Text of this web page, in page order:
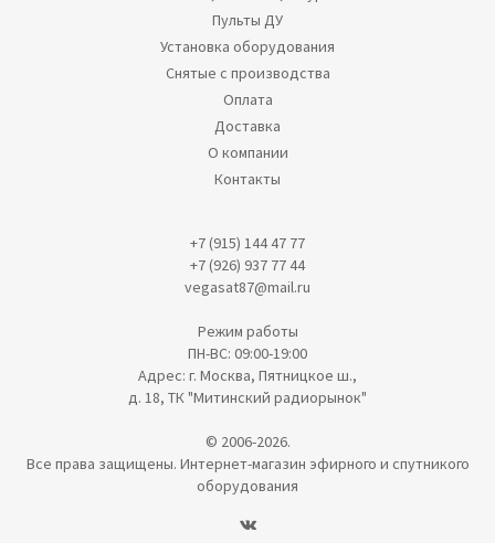
Пульты ДУ
Установка оборудования
Снятые с производства
Оплата
Доставка
О компании
Контакты
+7 (915) 144 47 77
+7 (926) 937 77 44
vegasat87@mail.ru
Режим работы
ПН-ВС: 09:00-19:00
Адрес: г. Москва, Пятницкое ш.,
д. 18, ТК "Митинский радиорынок"
© 2006-2026.
Все права защищены. Интернет-магазин эфирного и спутникого
оборудования